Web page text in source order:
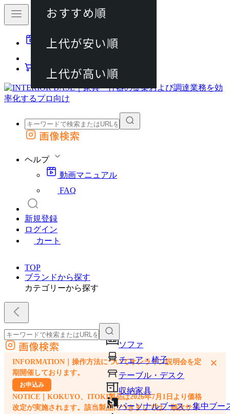
動画マニュアル
カート
外部サイトの商品をカートに追加
画像検索
ヘルプ
動画マニュアル
FAQ
新規登録
ログイン
カート
TOP
ブランドから探す
カテゴリーから探す
ソファ
チェア・椅子
テーブル・デスク
収納家具
パーソナルブース・集中ブー
外部サイトの商品をカートに追加
他のサイトで見つけた商品ページのURLを貼り付けて、カートに追加できます
画像検索
INFORMATION｜操作方法についてオンライン説明会を定
期開催しております。
お申込み
NOTICE｜KOKUYO、ITOKI製品は2026年7月1日より価格
改定が実施されます。該当製品につきましては、順次サイ
×
おすすめ順
上代が安い順
上代が高い順